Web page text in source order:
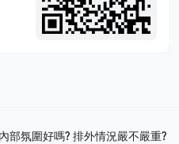
部氛圍好嗎? 排外情況嚴不嚴重?